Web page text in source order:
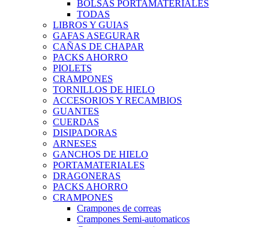
BOLSAS PORTAMATERIALES
TODAS
LIBROS Y GUIAS
GAFAS ASEGURAR
CAÑAS DE CHAPAR
PACKS AHORRO
PIOLETS
CRAMPONES
TORNILLOS DE HIELO
ACCESORIOS Y RECAMBIOS
GUANTES
CUERDAS
DISIPADORAS
ARNESES
GANCHOS DE HIELO
PORTAMATERIALES
DRAGONERAS
PACKS AHORRO
CRAMPONES
Crampones de correas
Crampones Semi-automaticos